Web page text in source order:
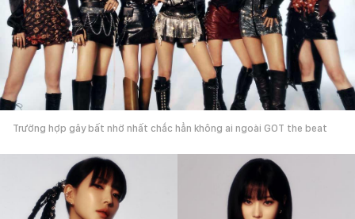
Trường hợp gây bất nhờ nhất chắc hẳn không ai ngoài GOT the beat